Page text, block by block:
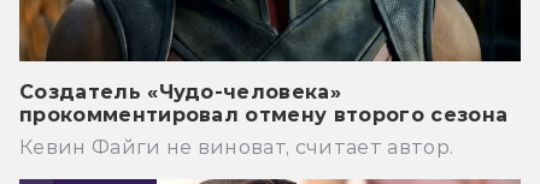
Создатель «Чудо-человека»
прокомментировал отмену второго сезона
Кевин Файги не виноват, считает автор.